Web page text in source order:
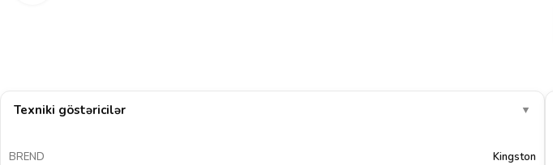
Texniki göstəricilər ▼
BREND Kingston